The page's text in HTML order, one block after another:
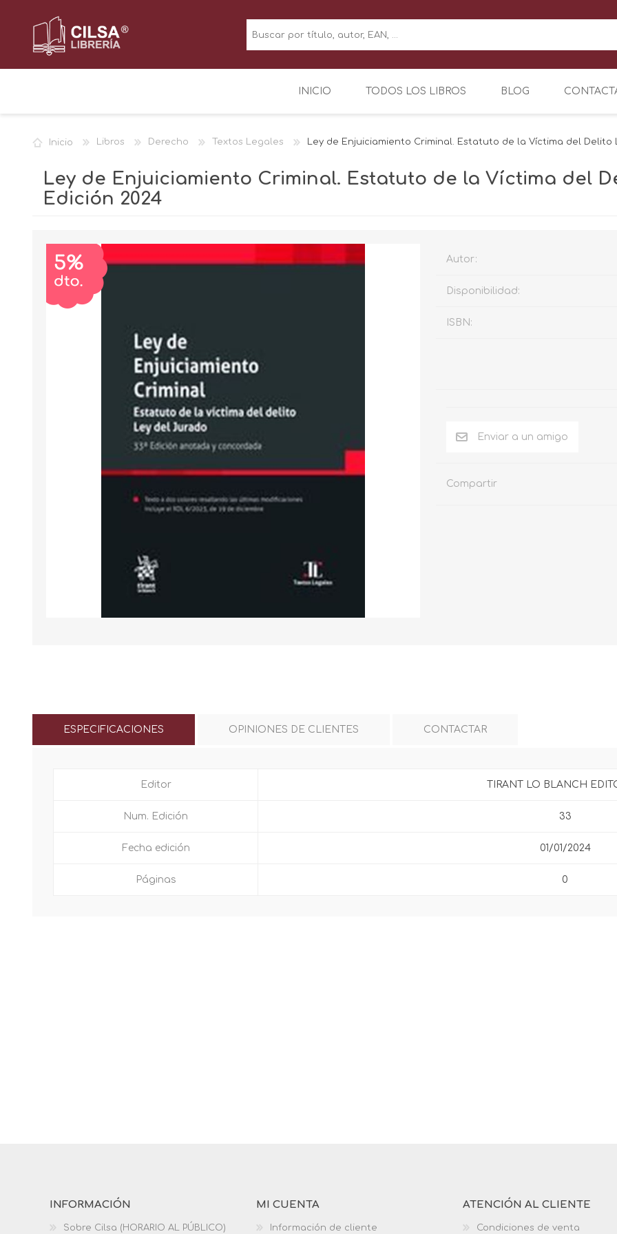
INICIO TODOS LOS LIBROS BLOG
Inicio Libros Derecho Textos Legales Ley de Enjuiciamiento Criminal. Estatuto de la Víctima del Delito
Ley de Enjuiciamiento Criminal. Estatuto de la Víctima del
Edición 2024
Autor:
Disponibilidad:
ISBN:
Compartir
ESPECIFICACIONES OPINIONES DE CLIENTES CONTACTAR
Editor TIRANT LO BLANCH
Num. Edición 33
Fecha edición 01/01/2024
Páginas 0
INFORMACIÓN
Sobre Cilsa (HORARIO AL PÚBLICO)
MI CUENTA
Información de cliente
ATENCIÓN AL CLIENTE
Condiciones de venta